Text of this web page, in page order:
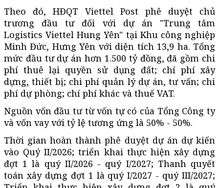
Theo đó, HĐQT Viettel Post phê duyệt chủ
trương đầu tư đối với dự án "Trung tâm
Logistics Viettel Hung Yên" tại Khu công nghiệp
Minh Đức, Hưng Yên với diện tích 13,9 ha. Tổng
mức đầu tư dự án hơn 1.500 tỷ đồng, đã gồm chi
phí thuê lại quyền sử dụng đất; chí phíxây
dựng, thiết bị; chi phí quản lý dự án, tư vấn; chi
phí dự phòng; chí phí khác và thuế VAT.
Nguồn vốn đầu tư từ vốn tự có của Tổng Công ty
và vốn vay với tỷ lệ tương ứng là 50% - 50%.
Thời gian hoàn thành phê duyệt dự án dự kiến
vào Quý II/2026; triển khai thực hiện xây dựng
đợt 1 là quý II/2026 - quý I/2027; Thanh quyết
toán xây dựng đợt 1 là quý I/2027 - quý III/2027;